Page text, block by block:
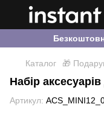
Каталог 🎁
Набір
Артикул: